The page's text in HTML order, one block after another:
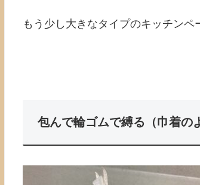
もう少し大きなタイプのキッチンペ
包んで輪ゴムで縛る（巾着の